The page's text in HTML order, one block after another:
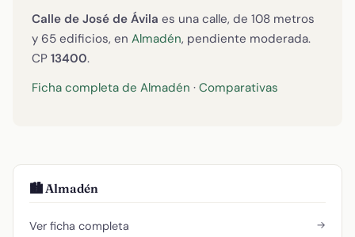
Calle de José de Ávila es una calle, de 108 metros
y 65 edificios, en Almadén, pendiente moderada.
CP 13400.
Ficha completa de Almadén · Comparativas
🏙️ Almadén
Ver ficha completa →